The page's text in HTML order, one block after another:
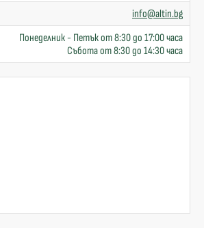
info@altin.bg
Понеделник - Петък от 8:30 до 17:00 часа
Събота от 8:30 до 14:30 часа